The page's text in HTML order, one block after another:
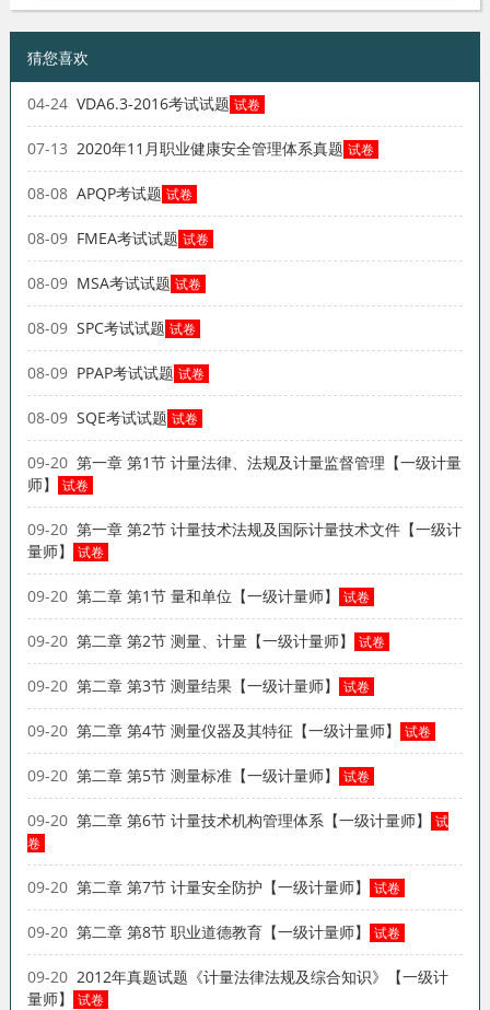
猜您喜欢
04-24 VDA6.3-2016考试试题 试卷
07-13 2020年11月职业健康安全管理体系真题 试卷
08-08 APQP考试题 试卷
08-09 FMEA考试试题 试卷
08-09 MSA考试试题 试卷
08-09 SPC考试试题 试卷
08-09 PPAP考试试题 试卷
08-09 SQE考试试题 试卷
09-20 第一章 第1节 计量法律、法规及计量监督管理【一级计量
师】
试卷
09-20 第一章 第2节 计量技术法规及国际计量技术文件【一级计
量师】
试卷
09-20 第二章 第1节 量和单位【一级计量师】 试卷
09-20 第二章 第2节 测量、计量【一级计量师】 试卷
09-20 第二章 第3节 测量结果【一级计量师】 试卷
09-20 第二章 第4节 测量仪器及其特征【一级计量师】 试卷
09-20 第二章 第5节 测量标准【一级计量师】 试卷
09-20 第二章 第6节 计量技术机构管理体系【一级计量师】
试
卷
09-20 第二章 第7节 计量安全防护【一级计量师】 试卷
09-20 第二章 第8节 职业道德教育【一级计量师】 试卷
09-20 2012年真题试题《计量法律法规及综合知识》【一级计
量师】
试卷